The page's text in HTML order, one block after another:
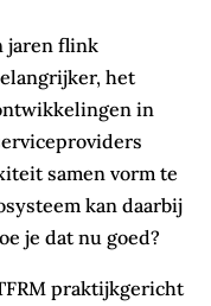
jaren flink
het
in
samen vorm te
kan daarbij
je dat nu goed?
praktijkgericht